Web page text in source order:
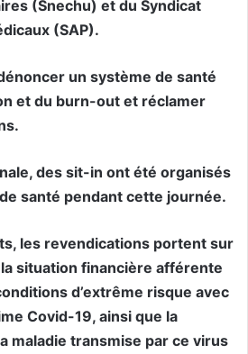
(Snechu) et du Syndicat
(SAP).
un système de santé
et du burn-out et réclamer
des sit-in ont été organisés
santé pendant cette journée.
les revendications portent sur
la situation financière afférente
d’extrême risque avec
Covid-19, ainsi que la
maladie transmise par ce virus